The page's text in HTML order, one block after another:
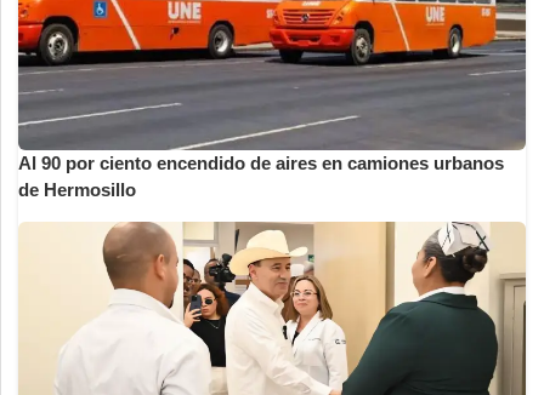
Al 90 por ciento encendido de aires en camiones urbanos
de Hermosillo